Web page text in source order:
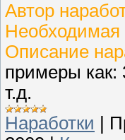
Автор
Необходимая
Описание
примеры как:
т.д.
Наработки